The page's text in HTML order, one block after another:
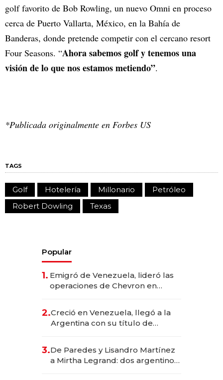
golf favorito de Bob Rowling, un nuevo Omni en proceso
cerca de Puerto Vallarta, México, en la Bahía de
Banderas, donde pretende competir con el cercano resort
Four Seasons. “Ahora sabemos golf y tenemos una
visión de lo que nos estamos metiendo”.
*Publicada originalmente en Forbes US
TAGS
Golf Hotelería Millonario
Petróleo
Robert Dowling
Texas
Popular
1. Emigró de Venezuela, lideró las
operaciones de Chevron en
2.Creció en Venezuela, llegó a la
Argentina con su título de
las marcas "fast premium"
3.De Paredes y Lisandro Martínez
a Mirtha Legrand: dos argentinos